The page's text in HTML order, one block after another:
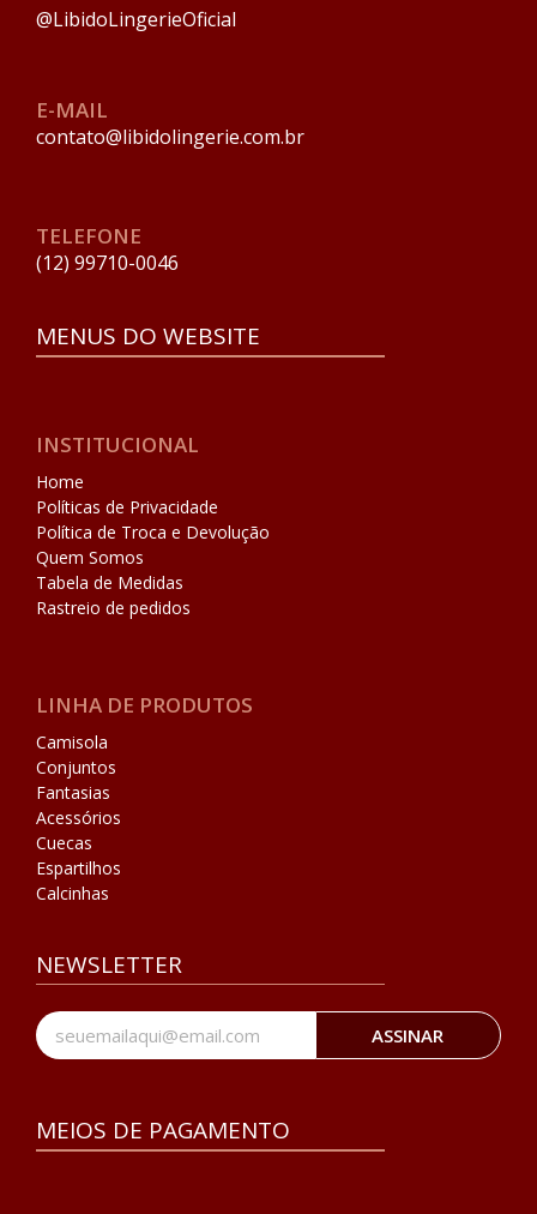
@LibidoLingerieOficial
E-MAIL
contato@libidolingerie.com.br
TELEFONE
(12) 99710-0046
MENUS DO WEBSITE
INSTITUCIONAL
Home
Políticas de Privacidade
Política de Troca e Devolução
Quem Somos
Tabela de Medidas
Rastreio de pedidos
LINHA DE PRODUTOS
Camisola
Conjuntos
Fantasias
Acessórios
Cuecas
Espartilhos
Calcinhas
NEWSLETTER
ASSINAR
MEIOS DE PAGAMENTO